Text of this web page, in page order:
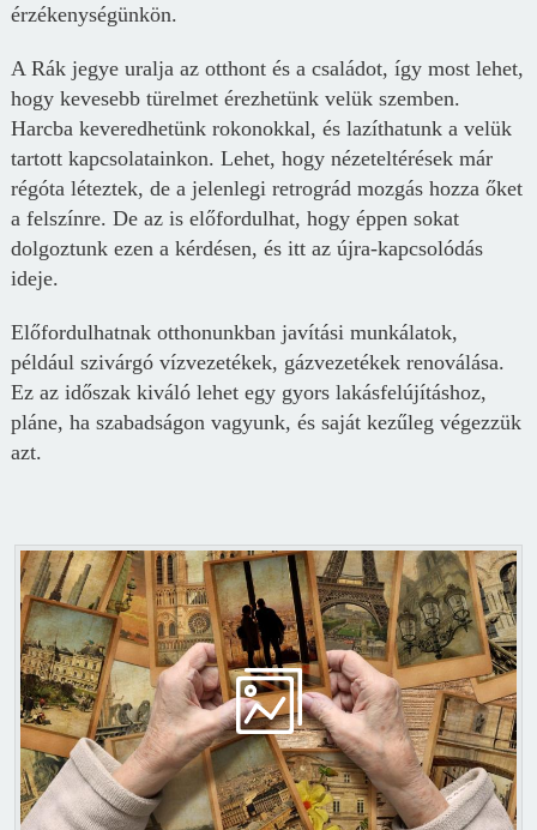
érzékenységünkön.
A Rák jegye uralja az otthont és a családot, így most lehet,
hogy kevesebb türelmet érezhetünk velük szemben.
Harcba keveredhetünk rokonokkal, és lazíthatunk a velük
tartott kapcsolatainkon. Lehet, hogy nézeteltérések már
régóta léteztek, de a jelenlegi retrográd mozgás hozza őket
a felszínre. De az is előfordulhat, hogy éppen sokat
dolgoztunk ezen a kérdésen, és itt az újra-kapcsolódás
ideje.
Előfordulhatnak otthonunkban javítási munkálatok,
például szivárgó vízvezetékek, gázvezetékek renoválása.
Ez az időszak kiváló lehet egy gyors lakásfelújításhoz,
pláne, ha szabadságon vagyunk, és saját kezűleg végezzük
azt.